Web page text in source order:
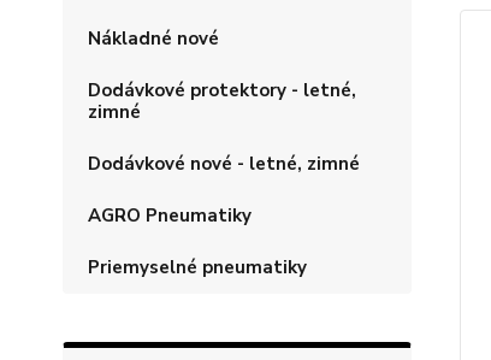
Nákladné nové
Dodávkové protektory - letné,
zimné
Dodávkové nové - letné, zimné
AGRO Pneumatiky
Priemyselné pneumatiky